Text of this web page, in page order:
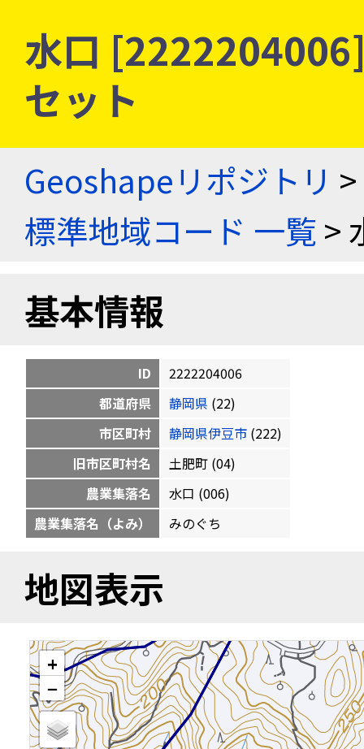
水口
セット
Geoshapeリポジトリ >
標準地域コード 一覧>
基本情報
ID
2222204006
都道府県
静岡県 (22)
市区町村
静岡県伊豆市 (222)
旧市区町村名
土肥町 (04)
農業集落名
水口 (006)
農業集落名（よみ）
みのぐち
地図表示
+
−